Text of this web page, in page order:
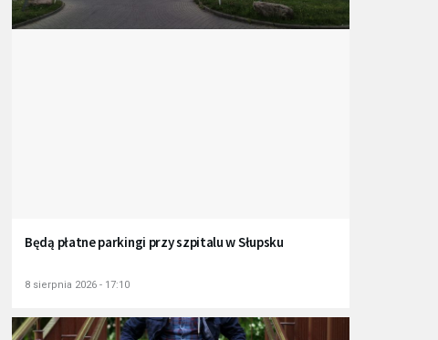
Będą płatne parkingi przy szpitalu w Słupsku
8 sierpnia 2026 - 17:10